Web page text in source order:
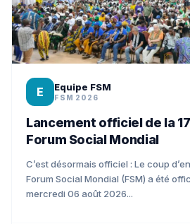
E Equipe FSM
FSM 2026
Lancement officiel de la
Forum Social Mondial
C’est désormais officiel : Le coup
Forum Social Mondial (FSM) a été
mercredi 06 août 2026...